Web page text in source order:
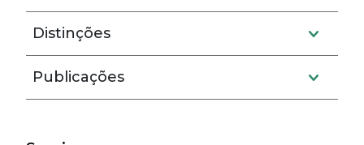
Distinções
Publicações